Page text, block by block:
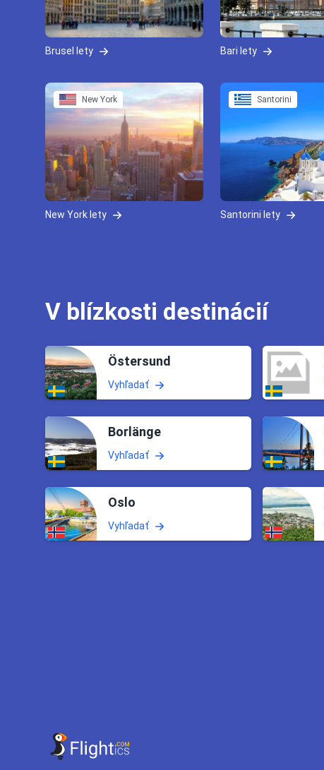
Brusel lety Bari lety
New York
New York lety
Santorini
Santorini lety
V blízkosti destinácií
Östersund
Vyhľadať
Borlänge
Vyhľadať
Oslo
Vyhľadať